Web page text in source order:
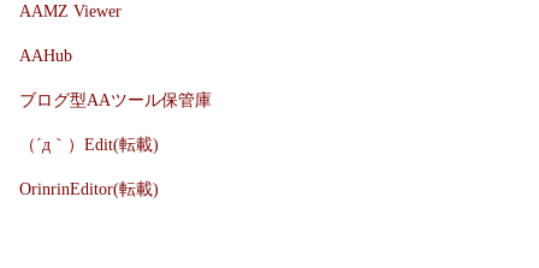
AAMZ Viewer
AAHub
ブログ型AAツール保管庫
（´д｀）Edit(転載)
OrinrinEditor(転載)